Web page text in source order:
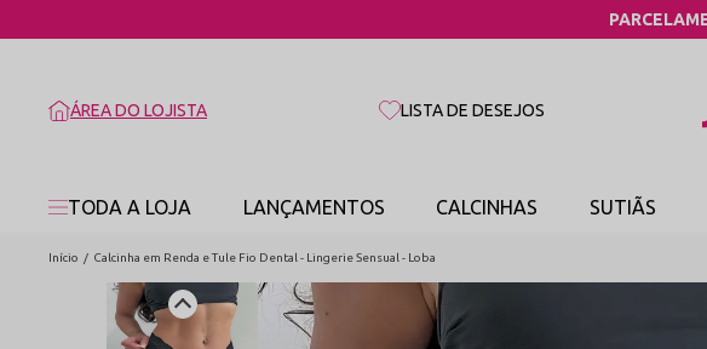
ÁREA DO LOJISTA LISTA DE DESEJOS
TODA A LOJA LANÇAMENTOS CALCINHAS SUTIÃS
Início Calcinha em Renda e Tule Fio Dental - Lingerie Sensual - Loba